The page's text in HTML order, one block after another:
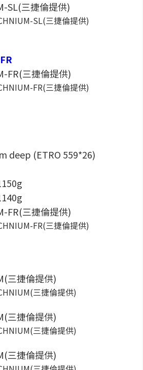
SL(三捷倫提供)
FR(三捷倫提供)
deep (ETRO 559*26)
FR(三捷倫提供)
三捷倫提供)
三捷倫提供)